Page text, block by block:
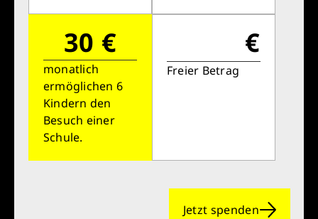
30 €
monatlich
ermöglichen 6
Kindern den
Besuch einer
Schule.
€
Freier Betrag
Jetzt spenden